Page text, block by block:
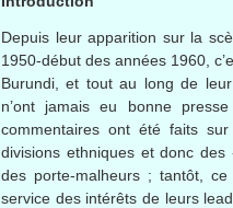
Depuis leur apparition sur la
1950-début des années 1960,
Burundi, et tout au long de
n’ont jamais eu bonne
commentaires ont été faits
divisions ethniques et donc
des porte-malheurs ; tantôt,
service des intérêts de leurs